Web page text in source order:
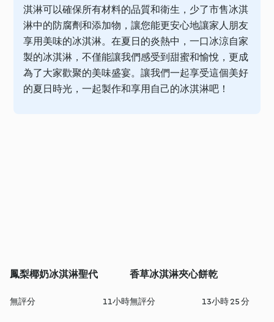
淇淋可以確保所有材料的品質和衛生，少了市售冰淇
淋中的防腐劑和添加物，讓您能更安心地讓家人朋友
享用美味的冰淇淋。在夏日的炎熱中，一口冰涼自家
製的冰淇淋，不僅能讓我們感受到甜蜜和愉悅，更成
為了大家歡聚的美味盛宴。讓我們一起享受這個美好
的夏日時光，一起製作和享用自己的冰淇淋吧！
鳳梨椰奶冰淇淋聖代
無評分 11小時
香草冰淇淋夾心餅乾
無評分 13小時 25 分